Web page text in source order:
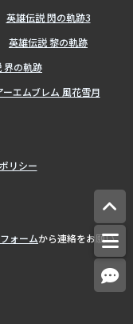
英雄伝説 閃の軌跡3
英雄伝説 黎の軌跡
界の軌跡
ーエムブレム 風花雪月
リシー
ォームから連絡をお願い